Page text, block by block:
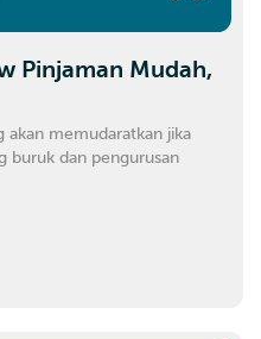
Pinjaman Mudah,
akan memudaratkan jika
buruk dan pengurusan